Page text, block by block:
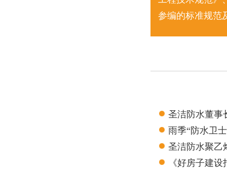
参编的标准规范
圣洁防水董事
雨季“防水卫
圣洁防水聚乙
测报告
《好房子建